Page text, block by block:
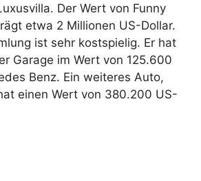
Der Wert von Funny
etwa 2 Millionen US-Dollar.
ist sehr kostspielig. Er hat
Garage im Wert von 125.600
Benz. Ein weiteres Auto,
einen Wert von 380.200 US-